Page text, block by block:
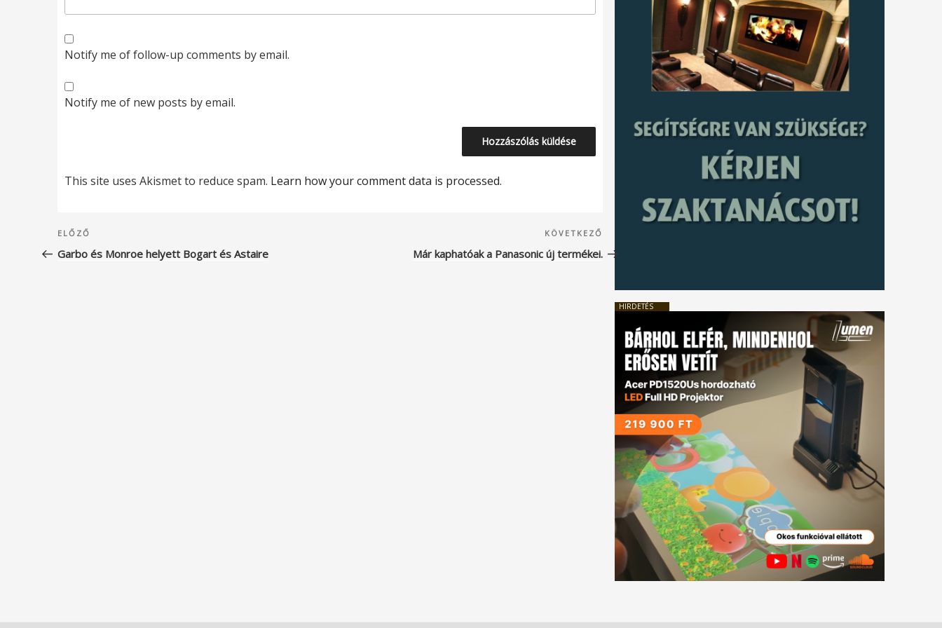
Notify me of follow-up comments by email.
Notify me of new posts by email.
This site uses Akismet to reduce spam. Learn how your comment data is processed.
Bejegyzés
navigáció
Korábbi
bejegyzés
ELŐZŐ
Garbo és Monroe helyett Bogart és Astaire
bejegyzés
KÖVETKEZŐ
Már kaphatóak a Panasonic új termékei.
HIRDETÉS